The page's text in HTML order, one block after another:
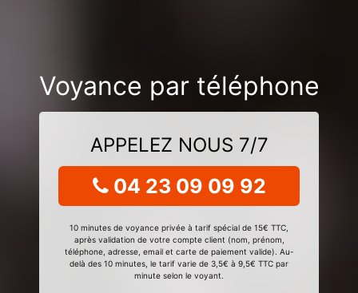
Voyance par téléphone
APPELEZ NOUS 7/7
04 23 09 09 92
10 minutes de voyance privée à tarif spécial de 15€ TTC,
après validation de votre compte client (nom, prénom,
téléphone, adresse, email et carte de paiement valide). Au-
delà des 10 minutes, le tarif varie de 3,5€ à 9,5€ TTC par
minute selon le voyant.